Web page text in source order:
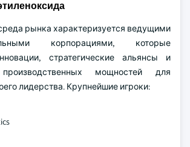
рынка характеризуется ведущими
корпорациями, которые
стратегические альянсы и
мощностей для
лидерства. Крупнейшие игроки: